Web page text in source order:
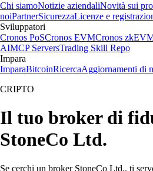
Chi siamoNotizie aziendaliNovità sui
noiPartnerSicurezzaLicenze e
Sviluppatori
Cronos PoSCronos EVMCronos
AIMCP ServersTrading Skill Repo
Impara
ImparaBitcoinRicercaAggiornamenti di
CRIPTO
Il tuo broker di
StoneCo Ltd.
Se cerchi un broker StoneCo Ltd., ti